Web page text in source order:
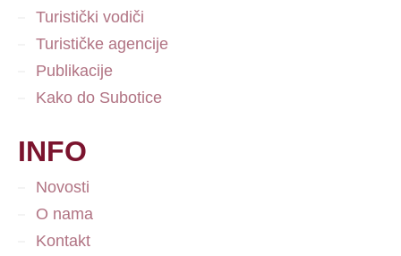
Turistički vodiči
Turističke agencije
Publikacije
Kako do Subotice
INFO
Novosti
O nama
Kontakt